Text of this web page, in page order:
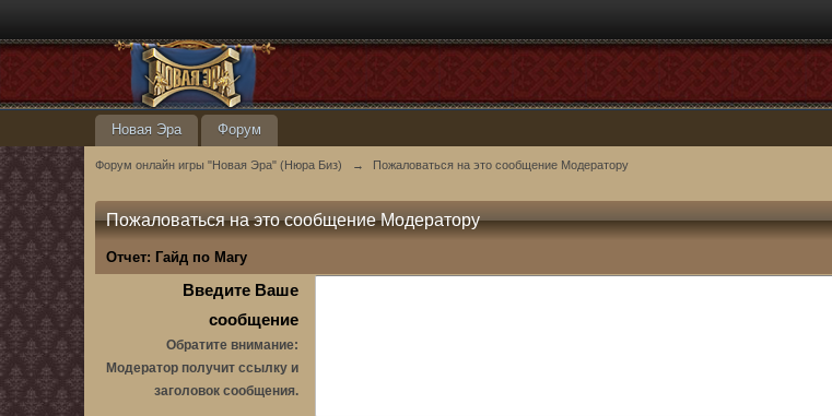
Новая Эра Форум
Форум онлайн игры "Новая Эра" (Нюра Биз) → Пожаловаться на это сообщение Модератору
Пожаловаться на это сообщение Модератору
Отчет: Гайд по Магу
Введите Ваше
сообщение
Обратите внимание:
Модератор получит ссылку и
заголовок сообщения.